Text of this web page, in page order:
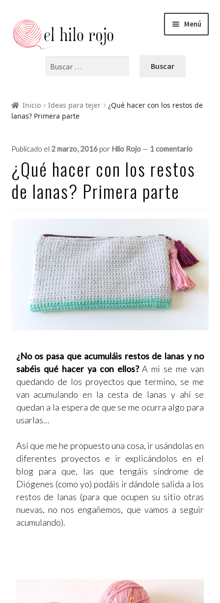
Menú
BLOG
VIDEOS
OFERTAS
Inicio Ideas para tejer
¿Qué hacer con los restos de
lanas? Primera parte
Publicado el 2 marzo, 2016 por Hilo Rojo — 1 comentario
¿Qué hacer con los restos
de lanas? Primera parte
¿No os pasa que acumuláis restos de lanas y no
sabéis qué hacer ya con ellos?A mi se me van
quedando de los proyectos que termino, se me
van acumulando en la cesta de lanas y ahí se
quedan a la espera de que se me ocurra algo para
usarlas…
Así que me he propuesto una cosa, ir usándolas en
diferentes proyectos e ir explicándolos en el
blog para que, las que tengáis síndrome de
Diógenes (como yo) podáis ir dándole salida a los
restos de lanas (para que ocupen su sitio otras
nuevas, no nos engañemos, que vamos a seguir
acumulando).